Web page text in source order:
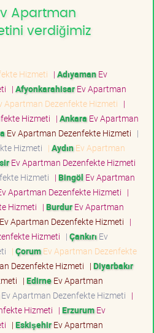
Apartman
verdiğimiz
Hizmeti | AdıyamanEv
| AfyonkarahisarEv Apartman
Apartman Dezenfekte Hizmeti |
Hizmeti | Ankara Ev Apartman
Ev Apartman Dezenfekte Hizmeti |
Hizmeti | AydınEv Apartman
Ev Apartman Dezenfekte Hizmeti
Hizmeti | Bingöl Ev Apartman
Apartman Dezenfekte Hizmeti |
Hizmeti | BurdurEv Apartman
Ev Apartman Dezenfekte Hizmeti |
Hizmeti | Çankırı Ev
| ÇorumEv Apartman Dezenfekte
Dezenfekte Hizmeti | Diyarbakır
| EdirneEv Apartman
Ev Apartman Dezenfekte Hizmeti |
Hizmeti | ErzurumEv
| EskişehirEv Apartman